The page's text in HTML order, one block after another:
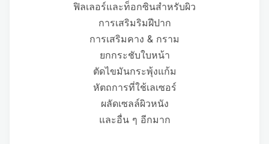
ฟิลเลอร์และท็อกซินสำหรับผิว
การเสริมริมฝีปาก
การเสริมคาง & กราม
ยกกระชับใบหน้า
ตัดไขมันกระพุ้งแก้ม
หัตถการที่ใช้เลเซอร์
ผลัดเซลล์ผิวหนัง
และอื่น ๆ อีกมาก